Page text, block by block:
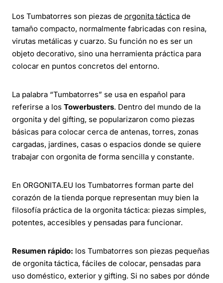
Los Tumbatorres son piezas de orgonita táctica de
tamaño compacto, normalmente fabricadas con resina,
virutas metálicas y cuarzo. Su función no es ser un
objeto decorativo, sino una herramienta práctica para
colocar en puntos concretos del entorno.
La palabra “Tumbatorres” se usa en español para
referirse a los Towerbusters. Dentro del mundo de la
orgonita y del gifting, se popularizaron como piezas
básicas para colocar cerca de antenas, torres, zonas
cargadas, jardines, casas o espacios donde se quiere
trabajar con orgonita de forma sencilla y constante.
En ORGONITA.EU los Tumbatorres forman parte del
corazón de la tienda porque representan muy bien la
filosofía práctica de la orgonita táctica: piezas simples,
potentes, accesibles y pensadas para funcionar.
Resumen rápido: los Tumbatorres son piezas pequeñas
de orgonita táctica, fáciles de colocar, pensadas para
uso doméstico, exterior y gifting. Si no sabes por dónde